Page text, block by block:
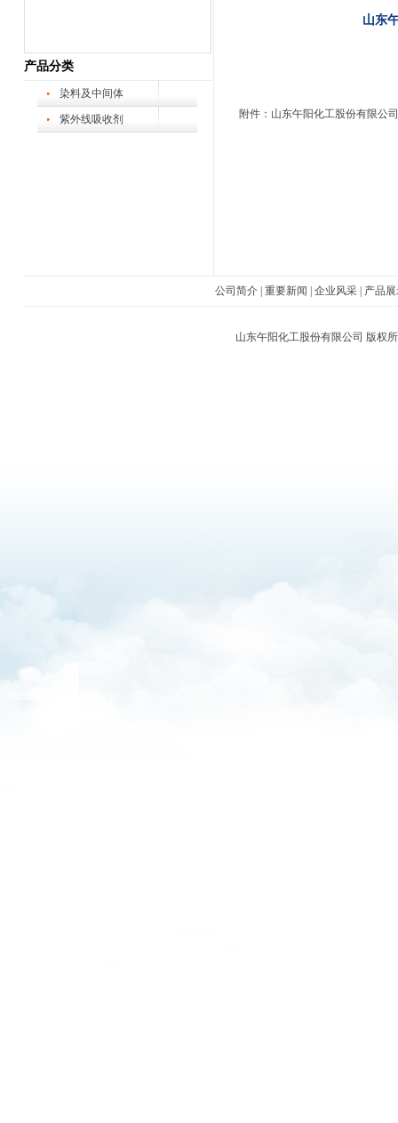
产品分类
染料及中间体
紫外线吸收剂
山东
附件：山东午阳化工股份有限公
公司简介 重要新闻 企业风采 产品
山东午阳化工股份有限公司 版权